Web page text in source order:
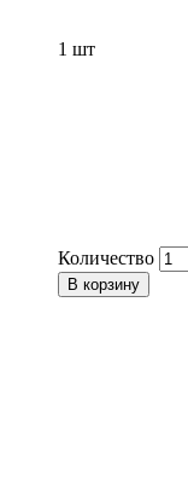
1 шт
Количество
В корзину